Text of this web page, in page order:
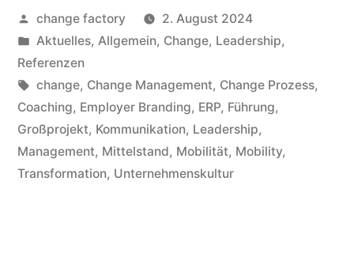
change factory
2. August 2024
Aktuelles, Allgemein, Change, Leadership,
Referenzen
change, Change Management, Change Prozess,
Coaching, Employer Branding, ERP, Führung,
Großprojekt, Kommunikation, Leadership,
Management, Mittelstand, Mobilität, Mobility,
Transformation, Unternehmenskultur